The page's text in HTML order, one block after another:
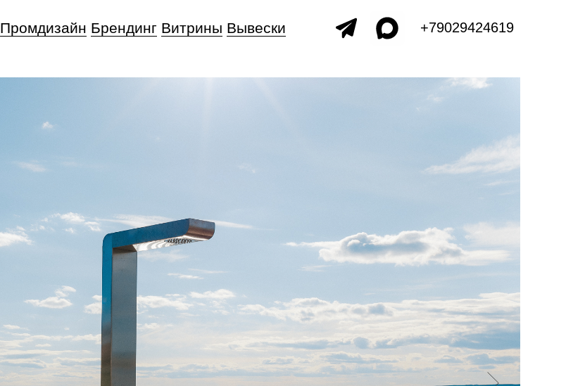
Промдизайн Брендинг Витрины Вывески +79029424619